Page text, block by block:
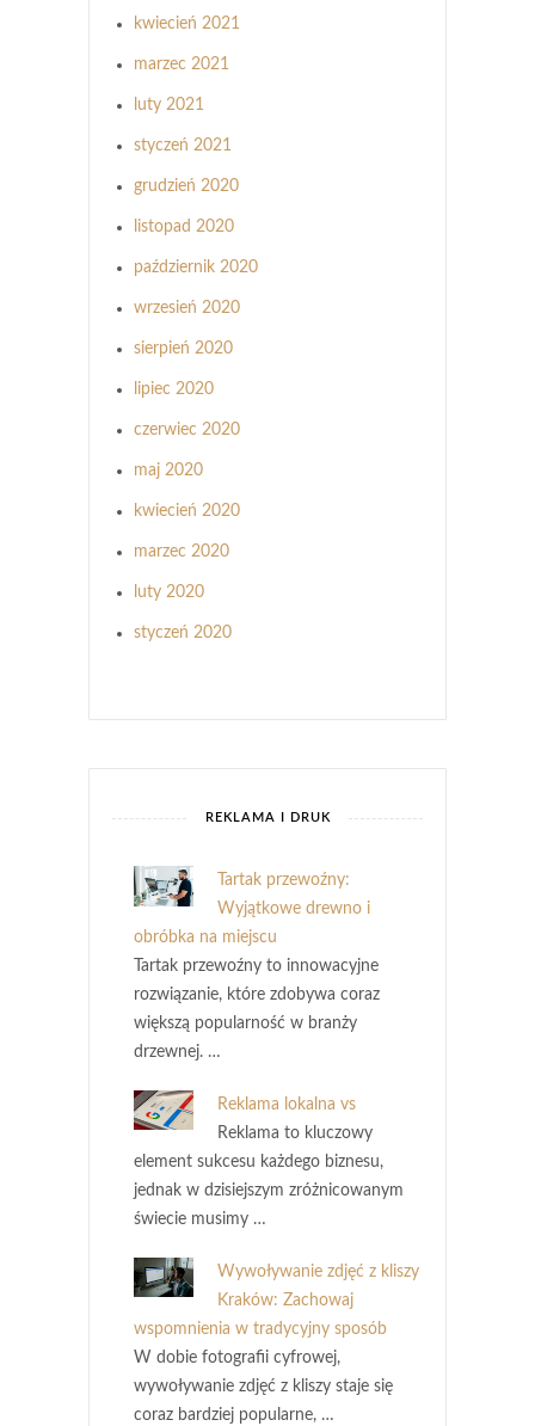
kwiecień 2021
marzec 2021
luty 2021
styczeń 2021
grudzień 2020
listopad 2020
październik 2020
wrzesień 2020
sierpień 2020
lipiec 2020
czerwiec 2020
maj 2020
kwiecień 2020
marzec 2020
luty 2020
styczeń 2020
REKLAMA I DRUK
Tartak przewoźny:
Wyjątkowe drewno i
obróbka na miejscu
Tartak przewoźny to innowacyjne
rozwiązanie, które zdobywa coraz
większą popularność w branży
drzewnej. …
Reklama lokalna vs
Reklama to kluczowy
element sukcesu każdego biznesu,
jednak w dzisiejszym zróżnicowanym
świecie musimy …
Wywoływanie zdjęć z kliszy
Kraków: Zachowaj
wspomnienia w tradycyjny sposób
W dobie fotografii cyfrowej,
wywoływanie zdjęć z kliszy staje się
coraz bardziej popularne, …